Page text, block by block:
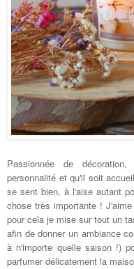
Passionnée de
personnalité et qu'il soit
se sent bien, à l'aise autant
chose très importante !
pour cela je mise sur tout un
afin de donner un ambiance
à n'importe quelle saison !)
parfumer délicatement la